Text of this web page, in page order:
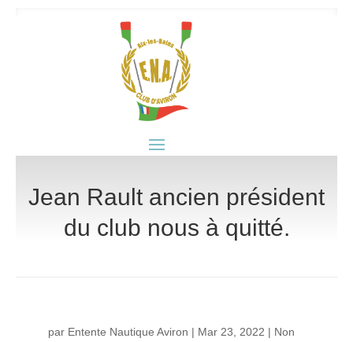
Jean Rault ancien président
du club nous à quitté.
par Entente Nautique Aviron | Mar 23, 2022 | Non